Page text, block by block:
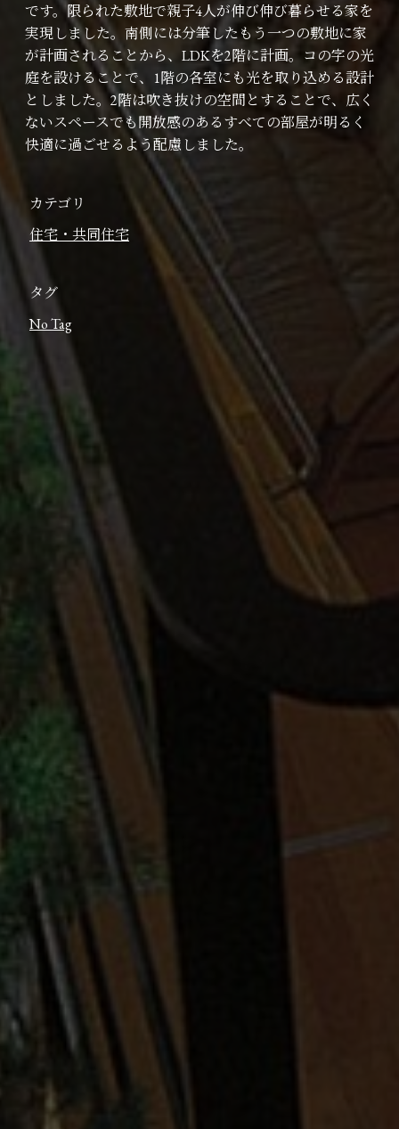
です。限られた敷地で親子4人が伸び伸び暮らせる家を
実現しました。南側には分筆したもう一つの敷地に家
が計画されることから、LDKを2階に計画。コの字の光
庭を設けることで、1階の各室にも光を取り込める設計
としました。2階は吹き抜けの空間とすることで、広く
ないスペースでも開放感のあるすべての部屋が明るく
快適に過ごせるよう配慮しました。
カテゴリ
住宅・共同住宅
タグ
No Tag